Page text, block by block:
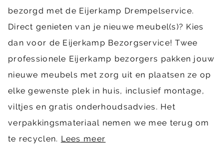
bezorgd met de Eijerkamp Drempelservice.
Direct genieten van je nieuwe meubel(s)? Kies
dan voor de Eijerkamp Bezorgservice! Twee
professionele Eijerkamp bezorgers pakken jouw
nieuwe meubels met zorg uit en plaatsen ze op
elke gewenste plek in huis, inclusief montage,
viltjes en gratis onderhoudsadvies. Het
verpakkingsmateriaal nemen we mee terug om
te recyclen. Lees meer